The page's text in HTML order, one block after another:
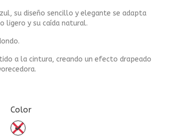
su diseño sencillo y elegante se adapta
ligero y su caída natural.
a la cintura, creando un efecto drapeado
Color
sin
color